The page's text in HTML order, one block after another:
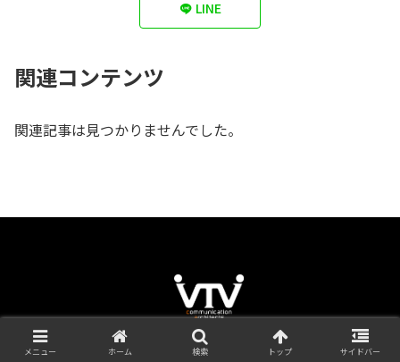
LINE
関連コンテンツ
関連記事は見つかりませんでした。
COPYRIGHT © VTV JAPAN,INC. ALL RIGHTS RESERVED.
メニュー ホーム 検索 トップ サイドバー